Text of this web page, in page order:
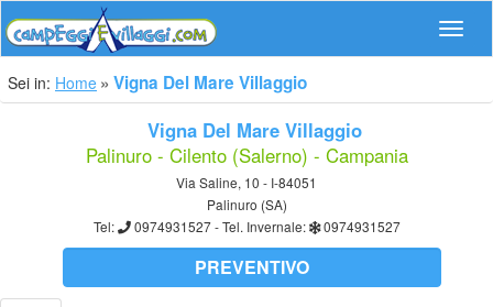
Sei in: Home Vigna Del Mare Villaggio
Vigna Del Mare Villaggio
Palinuro - Cilento (Salerno) - Campania
Via Saline, 10 - I-84051
Palinuro (SA)
Tel:
0974931527 - Tel. Invernale: 0974931527
PREVENTIVO